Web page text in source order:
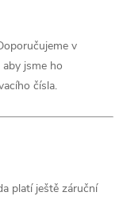
v
jsme ho
čísla.
platí ještě záruční